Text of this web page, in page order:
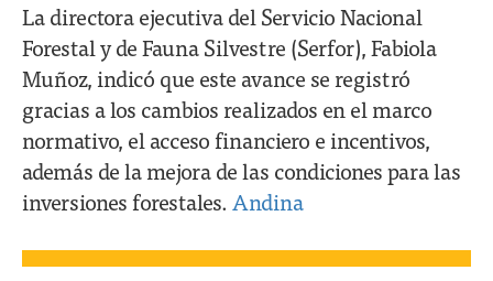
La directora ejecutiva del Servicio Nacional
Forestal y de Fauna Silvestre (Serfor), Fabiola
Muñoz, indicó que este avance se registró
gracias a los cambios realizados en el marco
normativo, el acceso financiero e incentivos,
además de la mejora de las condiciones para las
inversiones forestales. Andina